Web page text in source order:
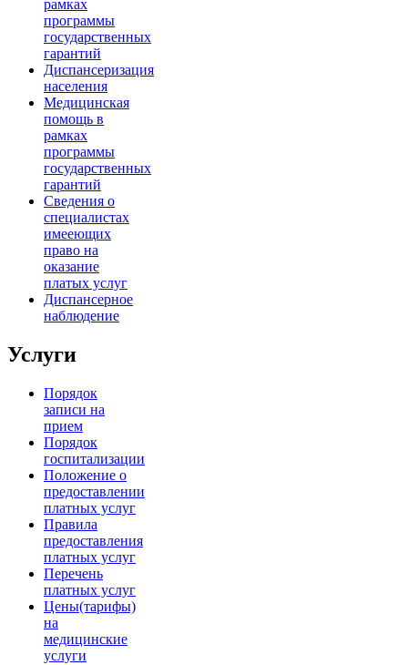
рамках
программы
государственных
гарантий
Диспансеризация
населения
Медицинская
помощь в
рамках
программы
государственных
гарантий
Сведения о
специалистах
имееющих
право на
оказание
платых услуг
Диспансерное
наблюдение
Услуги
Порядок
записи на
прием
Порядок
госпитализации
Положение о
предоставлении
платных услуг
Правила
предоставления
платных услуг
Перечень
платных услуг
Цены(тарифы)
на
медицинские
услуги